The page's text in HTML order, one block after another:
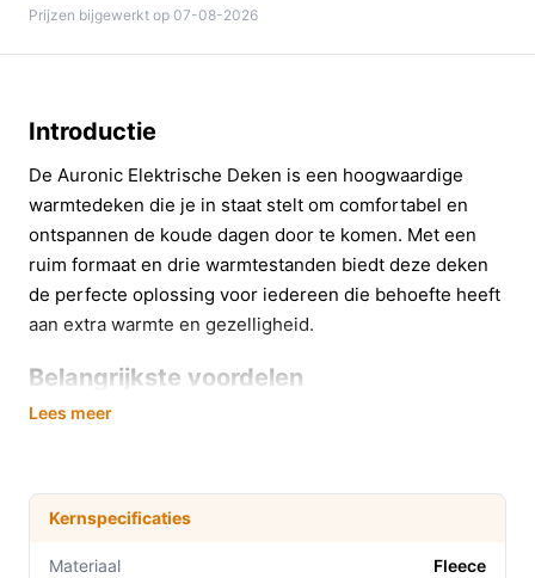
Prijzen bijgewerkt op 07-08-2026
Introductie
De Auronic Elektrische Deken is een hoogwaardige
warmtedeken die je in staat stelt om comfortabel en
ontspannen de koude dagen door te komen. Met een
ruim formaat en drie warmtestanden biedt deze deken
de perfecte oplossing voor iedereen die behoefte heeft
aan extra warmte en gezelligheid.
Belangrijkste voordelen
Deze elektrische deken biedt tal van voordelen die het
Drie warmtestanden:Kies eenvoudig de
gewenste temperatuur met behulp van het LED-
verlichte bedieningspaneel. Ideaal voor
Lees meer
Kernspecificaties
Materiaal Fleece